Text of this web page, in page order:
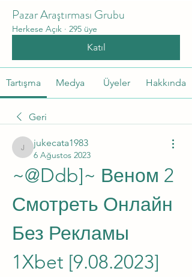
Pazar Araştırması Grubu
Herkese Açık · 295 üye
Katıl
Tartışma Medya Üyeler Hakkında
Geri
jukecata1983
jukecata1983
6 Ağustos 2023
~@Ddb]~ Веном 2
Смотреть Онлайн
Без Рекламы
1Xbet [9.08.2023]